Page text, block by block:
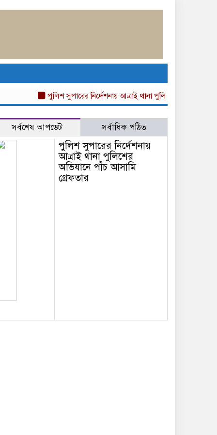
পুলিশ সুপারের নির্দেশনায় আত্রাই থানা পুলিশের অভিযানে পাঁচ
সর্বশেষ আপডেট সর্বাধিক পঠিত
পুলিশ সুপারের নির্দেশনায়
আত্রাই থানা পুলিশের
অভিযানে পাঁচ আসামি
গ্রেফতার